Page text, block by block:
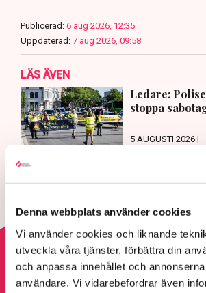
Denna webbplats använder cookies
Vi använder cookies och liknande
utveckla våra tjänster, förbättra din
och anpassa innehållet och
användare. Vi vidarebefordrar även
Publicerad: 6 aug 2026, 12:35
Uppdaterad: 7 aug 2026, 09:58
LÄS ÄVEN
Ledare:
stoppa
5 AUGUSTI 2026 |
Aktivisterna
avvisa dem:
3 AUGUSTI 2026 |
Läs mer om hoten mot